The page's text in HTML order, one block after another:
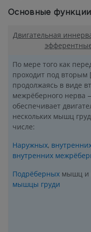
Основные
Двигательная
По мере того как
проходит под
продолжаясь в виде
межрёберного нерва
обеспечивает
нескольких мышц
числе:
Наружных,
внутренних
Подрёберных мышц и
мышцы груди